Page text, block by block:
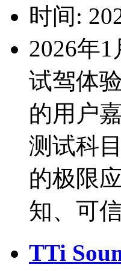
时间:
2026年
试驾体
的用户
测试科
的极限
知、可
TTi